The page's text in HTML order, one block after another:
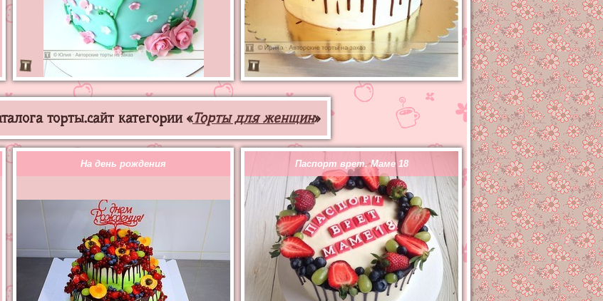
торты.сайт категории «Торты для женщин»
На день рождения Паспорт врет. Маме 18